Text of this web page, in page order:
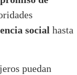
social hasta
puedan